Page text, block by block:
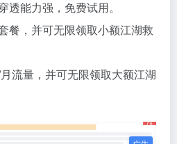
能力强，免费试用。
餐，并可无限领取小额江湖救
流量，并可无限领取大额江湖